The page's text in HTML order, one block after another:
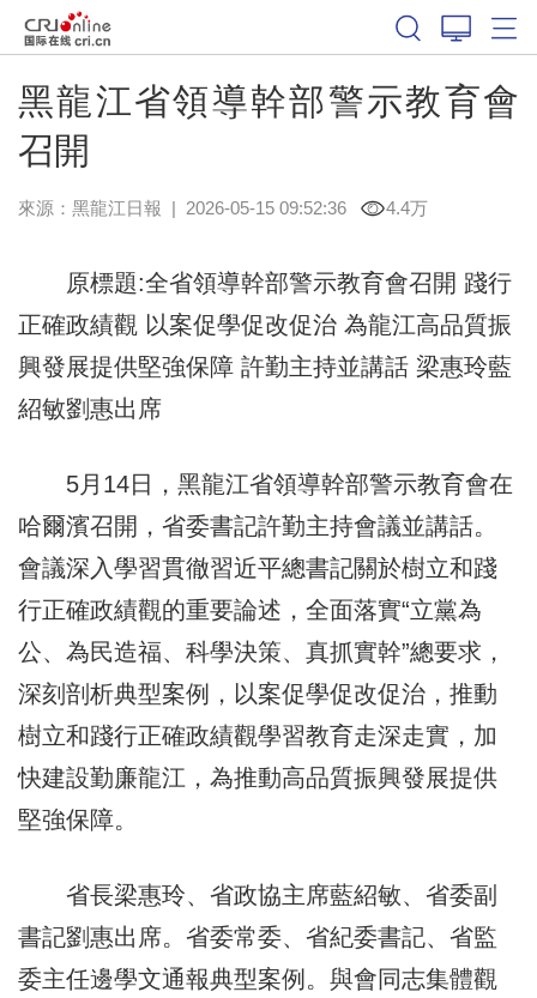
黑龍江省領導幹部警示教育會
召開
來源： 黑龍江日報 | 2026-05-15 09:52:36 4.4万
原標題:全省領導幹部警示教育會召開 踐行
正確政績觀 以案促學促改促治 為龍江高品質振
興發展提供堅強保障 許勤主持並講話 梁惠玲藍
紹敏劉惠出席
5月14日，黑龍江省領導幹部警示教育會在
哈爾濱召開，省委書記許勤主持會議並講話。
會議深入學習貫徹習近平總書記關於樹立和踐
行正確政績觀的重要論述，全面落實“立黨為
公、為民造福、科學決策、真抓實幹”總要求，
深刻剖析典型案例，以案促學促改促治，推動
樹立和踐行正確政績觀學習教育走深走實，加
快建設勤廉龍江，為推動高品質振興發展提供
堅強保障。
省長梁惠玲、省政協主席藍紹敏、省委副
書記劉惠出席。省委常委、省紀委書記、省監
委主任邊學文通報典型案例。與會同志集體觀